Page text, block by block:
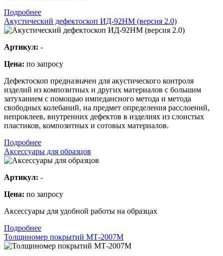
Подробнее
Акустический дефектоскоп ИД-92НМ (версия 2.0)
Артикул: -
Цена: по запросу
Дефектоскоп предназначен для акустического контроля
изделий из композитных и других материалов с большим
затуханием с помощью импедансного метода и метода
свободных колебаний, на предмет определения расслоений,
непроклеев, внутренних дефектов в изделиях из слоистых
пластиков, композитных и сотовых материалов.
Подробнее
Аксессуары для образцов
Артикул: -
Цена: по запросу
Аксессуары для удобной работы на образцах
Подробнее
Толщиномер покрытий МТ-2007М